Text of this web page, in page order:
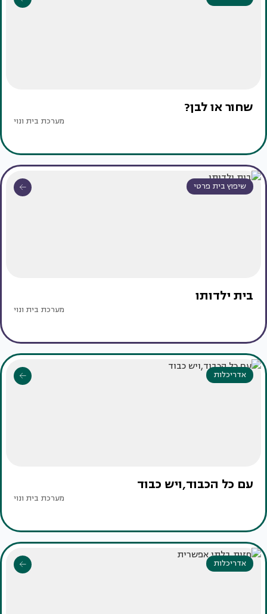
שחור או לבן?
מערכת בית ונוי
שיפוץ בית פרטי
בית ילדותו
מערכת בית ונוי
אדריכלות
עם כל הכבוד,ויש כבוד
מערכת בית ונוי
אדריכלות